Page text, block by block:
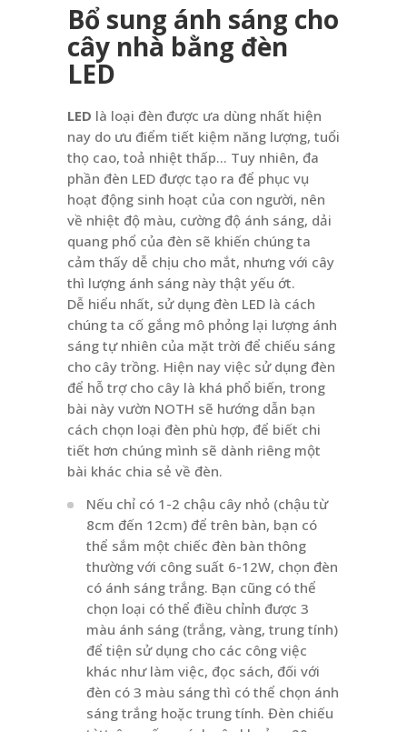
Bổ sung ánh sáng cho
cây nhà bằng đèn
LED
LED là loại đèn được ưa dùng nhất hiện
nay do ưu điểm tiết kiệm năng lượng, tuổi
thọ cao, toả nhiệt thấp… Tuy nhiên, đa
phần đèn LED được tạo ra để phục vụ
hoạt động sinh hoạt của con người, nên
về nhiệt độ màu, cường độ ánh sáng, dải
quang phổ của đèn sẽ khiến chúng ta
cảm thấy dễ chịu cho mắt, nhưng với cây
thì lượng ánh sáng này thật yếu ớt.
Dễ hiểu nhất, sử dụng đèn LED là cách
chúng ta cố gắng mô phỏng lại lượng ánh
sáng tự nhiên của mặt trời để chiếu sáng
cho cây trồng. Hiện nay việc sử dụng đèn
để hỗ trợ cho cây là khá phổ biến, trong
bài này vườn NOTH sẽ hướng dẫn bạn
cách chọn loại đèn phù hợp, để biết chi
tiết hơn chúng mình sẽ dành riêng một
bài khác chia sẻ về đèn.
Nếu chỉ có 1-2 chậu cây nhỏ (chậu từ
8cm đến 12cm) để trên bàn, bạn có
thể sắm một chiếc đèn bàn thông
thường với công suất 6-12W, chọn đèn
có ánh sáng trắng. Bạn cũng có thể
chọn loại có thể điều chỉnh được 3
màu ánh sáng (trắng, vàng, trung tính)
để tiện sử dụng cho các công việc
khác như làm việc, đọc sách, đối với
đèn có 3 màu sáng thì có thể chọn ánh
sáng trắng hoặc trung tính. Đèn chiếu